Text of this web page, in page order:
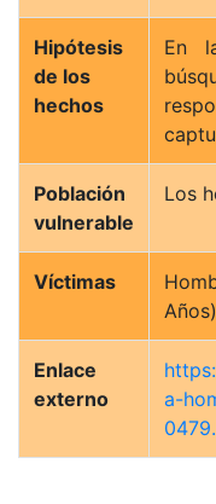
Hipótesis
de los
hechos
En
Población
vulnerable
Los
Víctimas
Años)
Enlace
externo
a-